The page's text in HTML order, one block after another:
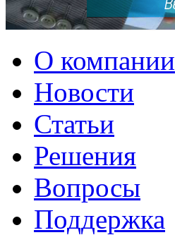
О компании
Новости
Статьи
Решения
Вопросы
Поддержка